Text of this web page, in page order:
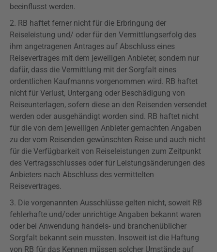
beeinflusst werden.
2. RB haftet ferner nicht für die Erbringung der
Reiseleistung und/ oder für den Vermittlungserfolg des
ihm angetragenen Antrages auf Abschluss eines
Reisevertrages mit dem jeweiligen Anbieter, sondern nur
dafür, dass die Vermittlung mit der Sorgfalt eines
ordentlichen Kaufmanns vorgenommen wird. RB haftet
nicht für Verlust, Untergang oder Beschädigung von
Reiseunterlagen, sofern diese an den Reisenden versendet
werden oder ausgehändigt worden sind. RB haftet nicht
für die von dem jeweiligen Anbieter gemachten Angaben
zu der vom Reisenden gewünschten Reise und auch nicht
für die Verfügbarkeit von Reiseleistungen zum Zeitpunkt
des Vertragsschlusses oder für Leistungsänderungen des
Anbieters nach Abschluss des vermittelten
Reisevertrages.
3. Die vorgenannten Ausschlüsse gelten nicht, soweit RB
fehlerhafte und/oder unrichtige Angaben bekannt waren
oder bei Anwendung handels- und branchenüblicher
Sorgfalt bekannt sein mussten. Insoweit ist die Haftung
von RB für das Kennen müssen solcher Umstände auf